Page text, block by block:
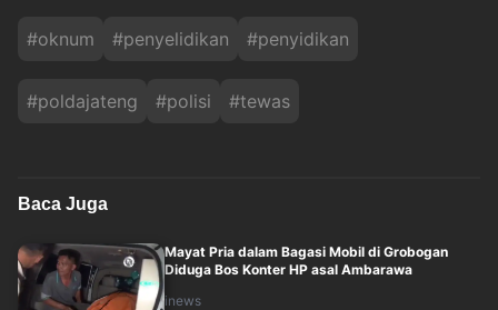
#oknum #penyelidikan #penyidikan
#poldajateng #polisi #tewas
Baca Juga
Mayat Pria dalam Bagasi Mobil di Grobogan
Diduga Bos Konter HP asal Ambarawa
inews